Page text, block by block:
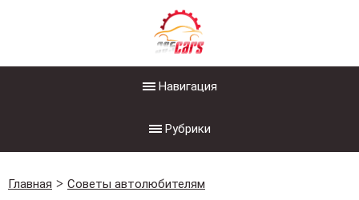
Навигация
Рубрики
Главная Советы автолюбителям